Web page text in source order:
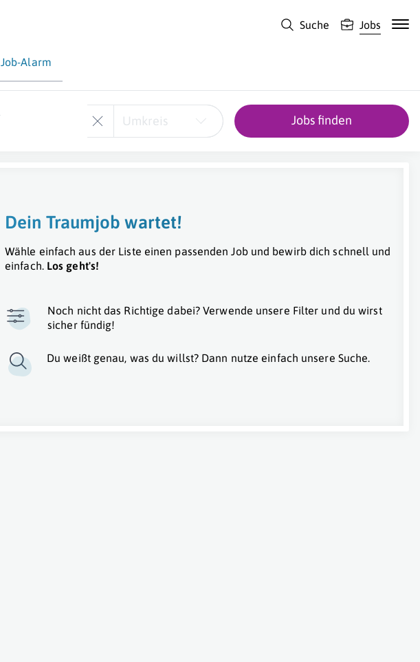
Suche Jobs
Job-Alarm
Umkreis Jobs finden
Dein Traumjob wartet!
Wähle einfach aus der Liste einen passenden Job und bewirb dich schnell und
einfach. Los geht's!
Noch nicht das Richtige dabei? Verwende unsere Filter und du wirst
sicher fündig!
Du weißt genau, was du willst? Dann nutze einfach unsere Suche.